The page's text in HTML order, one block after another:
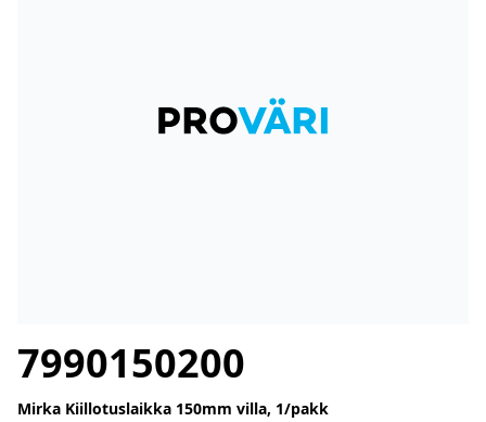
7990150200
Mirka Kiillotuslaikka 150mm villa, 1/pakk